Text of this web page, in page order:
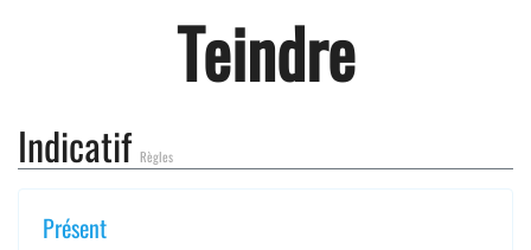
Teindre
Indicatif Règles
Présent